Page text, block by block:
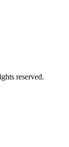
reserved.